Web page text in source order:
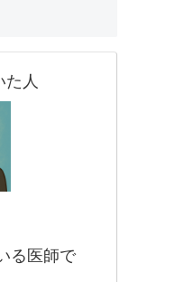
た人
る医師で